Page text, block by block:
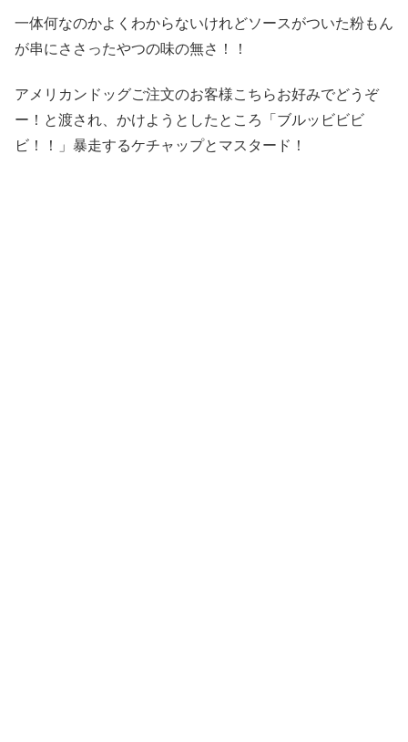
一体何なのかよくわからないけれどソースがついた粉もん
が串にささったやつの味の無さ！！
アメリカンドッグご注文のお客様こちらお好みでどうぞ
ー！と渡され、かけようとしたところ「ブルッビビビ
ビ！！」暴走するケチャップとマスタード！